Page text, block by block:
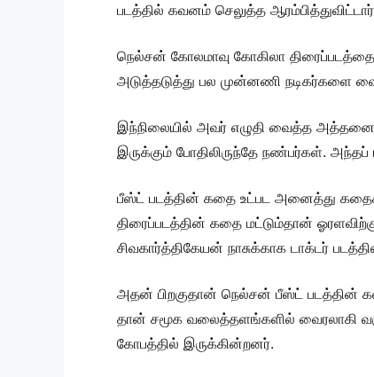
படத்தில் கவனம் செலுத்த
நெல்சன் கோலமாவு கோகிலா திரைப்படத்தை
அடுத்தடுத்து பல முன்னணி நடிகர்களை
இந்நிலையில் அவர் எழுதி வைத்த அத்தனை
இருக்கும் போதிலிருந்தே நண்பர்கள்.
பீஸ்ட் படத்தின் கதை உட்பட அனைத்து
திரைப்படத்தின் கதை மட்டும்தான்
சிவகார்த்திகேயன் நாசுக்காக டாக்டர்
அதன் பிறகுதான் நெல்சன் பீஸ்ட் படத்தின்
தான் சமூக வலைத்தளங்களில் வைரலாகி
கோபத்தில் இருக்கின்றனர்.